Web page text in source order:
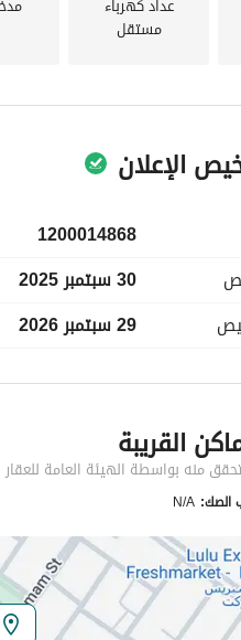
الاستثنائية! اتصل بنا اليوم
عداد كهرباء
مستقل
الإعلان
1200014868
30 سبتمبر 2025
29 سبتمبر 2026
الإعلان
-
المنطقة الشرقية
الدمام
القريبة
منه بواسطة الهيئة العامة للعقار
الصك: N/A